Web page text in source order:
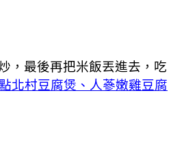
，最後再把米飯丟進去，吃
北村豆腐煲、人蔘嫩雞豆腐